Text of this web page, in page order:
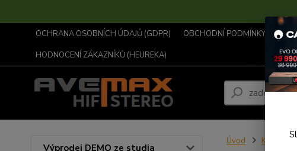
OCHRANA OSOBNÍCH ÚDAJŮ (GDPR) OBCHODNÍ PODMÍNKY ...
HODNOCENÍ ZÁKAZNÍKŮ (HEUREKA)
Výprodej DEMO ze studia
Úvod Kabely